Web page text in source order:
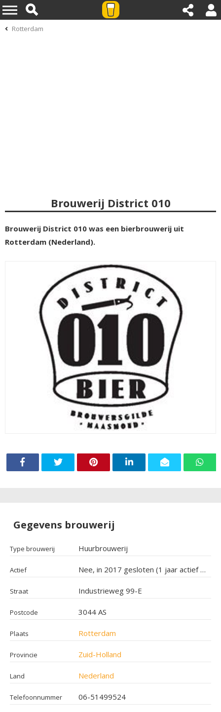
Rotterdam
Brouwerij District 010
Brouwerij District 010 was een bierbrouwerij uit
Rotterdam (Nederland).
Gegevens brouwerij
Type brouwerij Huurbrouwerij
Actief Nee, in 2017 gesloten (1 jaar actief geweest)
Straat Industrieweg 99-E
Postcode 3044 AS
Plaats Rotterdam
Provincie Zuid-Holland
Land Nederland
Telefoonnummer 06-51499524